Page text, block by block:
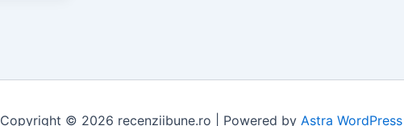
Copyright © 2026 recenziibune.ro | Powered by Astra